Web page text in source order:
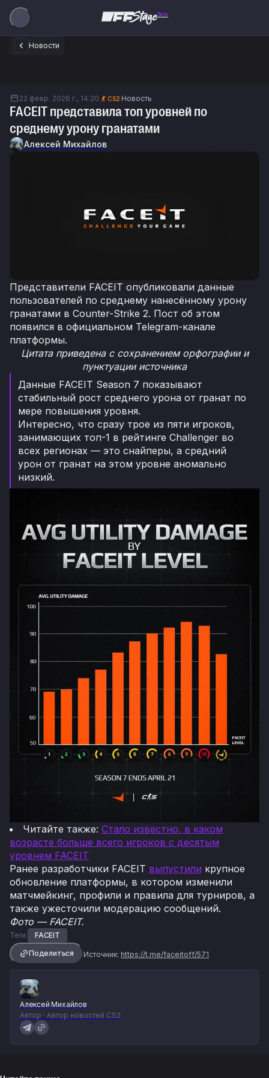
Beta
Новости
22 февр. 2026 г., 14:20 CS2 Новость
FACEIT представила топ уровней по
среднему урону гранатами
Алексей Михайлов
Представители FACEIT опубликовали данные
пользователей по среднему нанесённому урону
гранатами в Counter-Strike 2. Пост об этом
появился в официальном Telegram-канале
платформы.
Цитата приведена с сохранением орфографии и
пунктуации источника
Данные FACEIT Season 7 показывают
стабильный рост среднего урона от гранат по
мере повышения уровня.
Интересно, что сразу трое из пяти игроков,
занимающих топ-1 в рейтинге Challenger во
всех регионах — это снайперы, а средний
урон от гранат на этом уровне аномально
низкий.
Читайте также: Стало известно, в каком
возрасте больше всего игроков с десятым
уровнем FACEIT
Ранее разработчики FACEIT выпустили крупное
обновление платформы, в котором изменили
матчмейкинг, профили и правила для турниров, а
также ужесточили модерацию сообщений.
Фото — FACEIT.
Теги:
FACEIT
Поделиться
Источник: https://t.me/faceitoff/571
Алексей Михайлов
Автор · Автор новостей CS2